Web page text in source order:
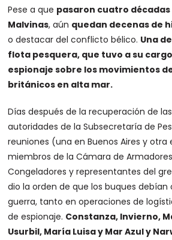
Pese a que pasaron cuatro décadas
Malvinas, aún quedan decenas de
o destacar del conflicto bélico. Una
flota pesquera, que tuvo a su
espionaje sobre los movimientos
británicos en alta mar.
Días después de la recuperación de
autoridades de la Subsecretaría de
reuniones (una en Buenos Aires y otra
miembros de la Cámara de
Congeladores y representantes del
dio la orden de que los buques debían
guerra, tanto en operaciones de
de espionaje. Constanza, Invierno,
Usurbil, María Luisa y Mar Azul y